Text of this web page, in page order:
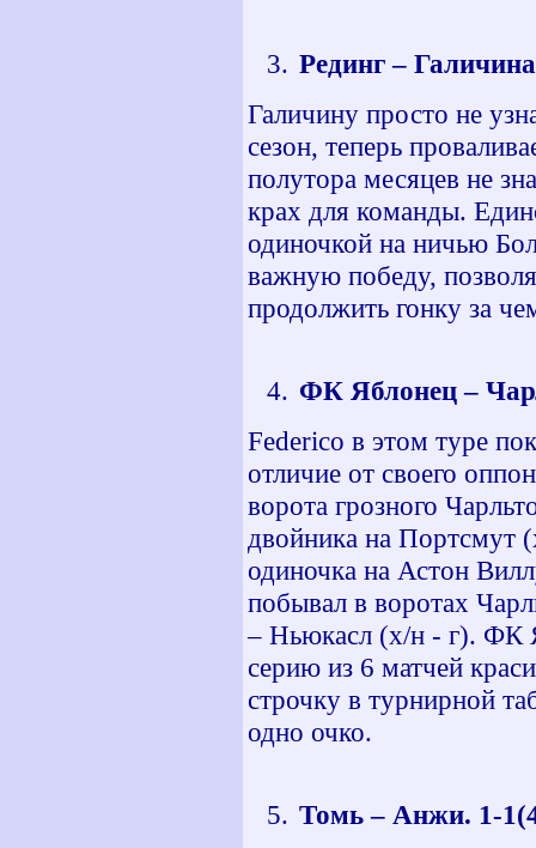
Рединг –
Галичину просто не
сезон, теперь
полутора месяцев не
крах для команды.
одиночкой на ничью
важную победу,
продолжить гонку за
ФК Яблонец –
Federico в этом туре
отличие от своего
ворота грозного
двойника на Портсмут
одиночка на Астон
побывал в воротах
– Ньюкасл (х/н - г). ФК
серию из 6 матчей
строчку в турнирной
одно очко.
Томь – Анжи. 1-